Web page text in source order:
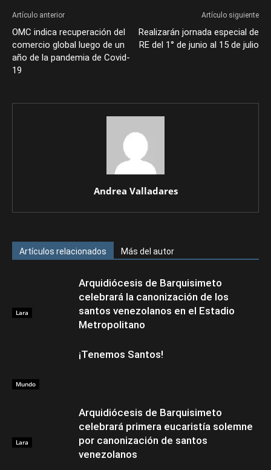
Artículo anterior
OMC indica recuperación del
comercio global luego de un
año de la pandemia de Covid-
19
Artículo siguiente
Realizarán jornada especial de
RE del 1° de junio al 15 de julio
Andrea Valladares
Artículos relacionados Más del autor
Lara
Arquidiócesis de Barquisimeto
celebrará la canonización de los
santos venezolanos en el Estadio
Metropolitano
Mundo
¡Tenemos Santos!
Lara
Arquidiócesis de Barquisimeto
celebrará primera eucaristía solemne
por canonización de santos
venezolanos